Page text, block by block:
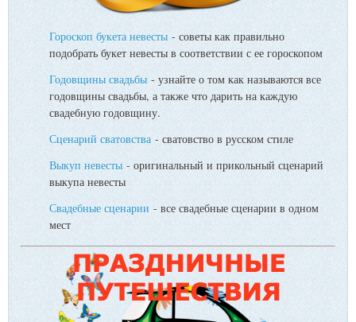
Гороскоп букета невесты- советы как правильно
подобрать букет невесты в соответствии с ее гороскопом
Годовщины свадьбы- узнайте о том как называются все
годовщины свадьбы, а также что дарить на каждую
свадебную годовщину.
Сценарий сватовства- сватовство в русском стиле
Выкуп невесты- оригинальный и прикольный сценарий
выкупа невесты
Свадебные сценарии- все свадебные сценарии в одном
мест